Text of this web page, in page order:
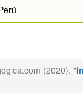
(2020). "